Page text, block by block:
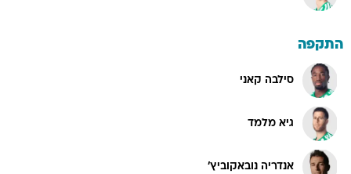
התקפה
סילבה קאני
גיא מלמד
אנדריה נובאקוביץ'